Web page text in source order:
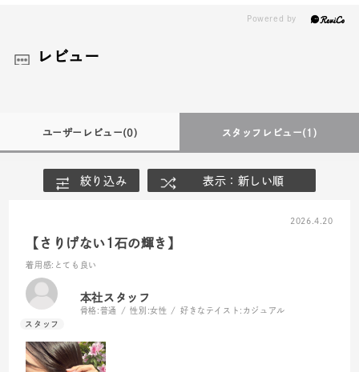
レビュー
ユーザーレビュー(0) スタッフレビュー(1)
絞り込み 表示：新しい順
2026.4.20
【さりげない1石の輝き】
着用感:とても良い
本社スタッフ
骨格: 普通 性別:女性 好きなテイスト: カジュアル